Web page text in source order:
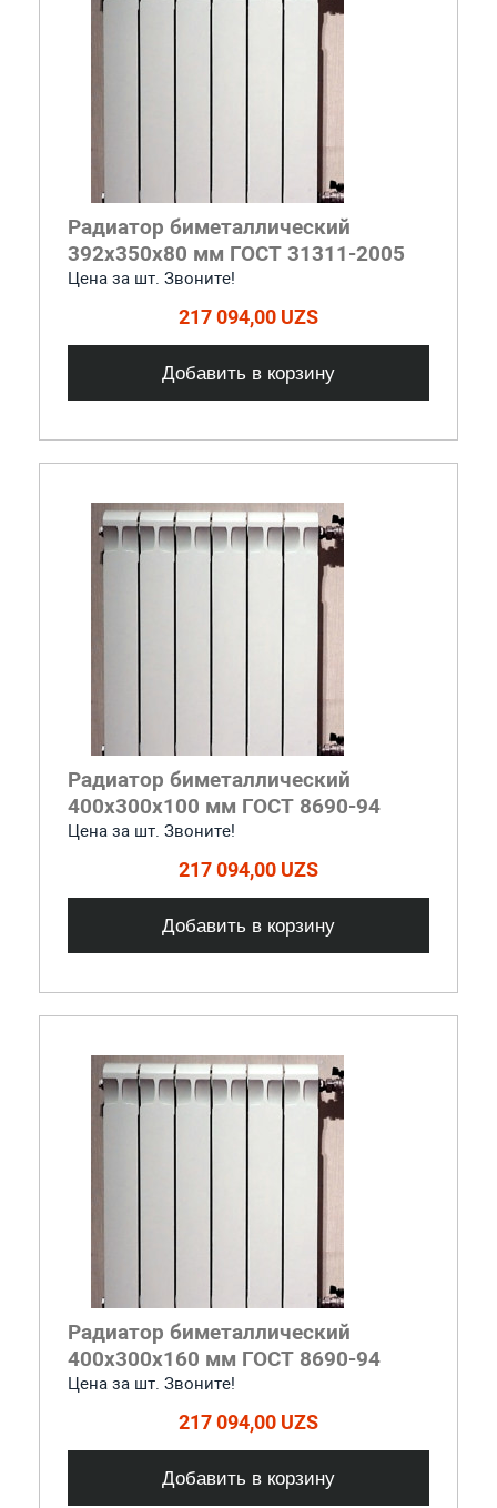
Радиатор биметаллический
392x350x80 мм ГОСТ 31311-2005
Цена за шт. Звоните!
217 094,00 UZS
Добавить в корзину
Радиатор биметаллический
400x300x100 мм ГОСТ 8690-94
Цена за шт. Звоните!
217 094,00 UZS
Добавить в корзину
Радиатор биметаллический
400x300x160 мм ГОСТ 8690-94
Цена за шт. Звоните!
217 094,00 UZS
Добавить в корзину